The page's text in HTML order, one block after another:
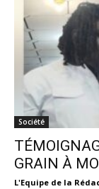
Société
GRAIN À
L'Equipe de la